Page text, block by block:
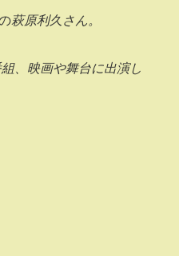
萩原利久さん。
、映画や舞台に出演し